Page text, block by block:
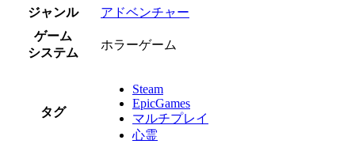
ジャンル
アドベンチャー
ゲーム
システム
ホラーゲーム
タグ
Steam
EpicGames
マルチプレイ
心霊